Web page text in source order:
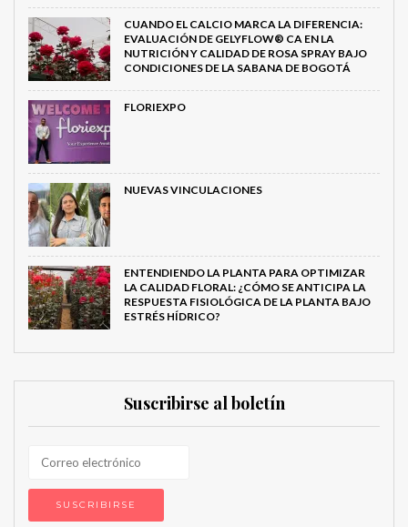
CUANDO EL CALCIO MARCA LA DIFERENCIA:
EVALUACIÓN DE GELYFLOW® CA EN LA
NUTRICIÓN Y CALIDAD DE ROSA SPRAY BAJO
CONDICIONES DE LA SABANA DE BOGOTÁ
FLORIEXPO
NUEVAS VINCULACIONES
ENTENDIENDO LA PLANTA PARA OPTIMIZAR
LA CALIDAD FLORAL: ¿CÓMO SE ANTICIPA LA
RESPUESTA FISIOLÓGICA DE LA PLANTA BAJO
ESTRÉS HÍDRICO?
Suscribirse al boletín